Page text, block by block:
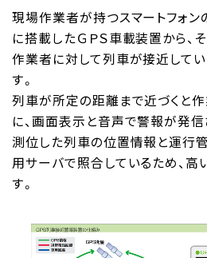
現場作業者が持つスマートフォ
に搭載したＧＰＳ車載装置から、
作業者に対して列車が接近して
す。
列車が所定の距離まで近づくと作
に、画面表示と音声で警報が発信
測位した列車の位置情報と運行
用サーバで照合しているため、
す。